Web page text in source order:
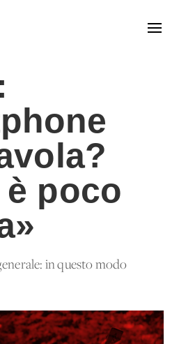
poco
in questo modo